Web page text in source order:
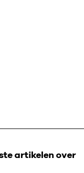
artikelen over